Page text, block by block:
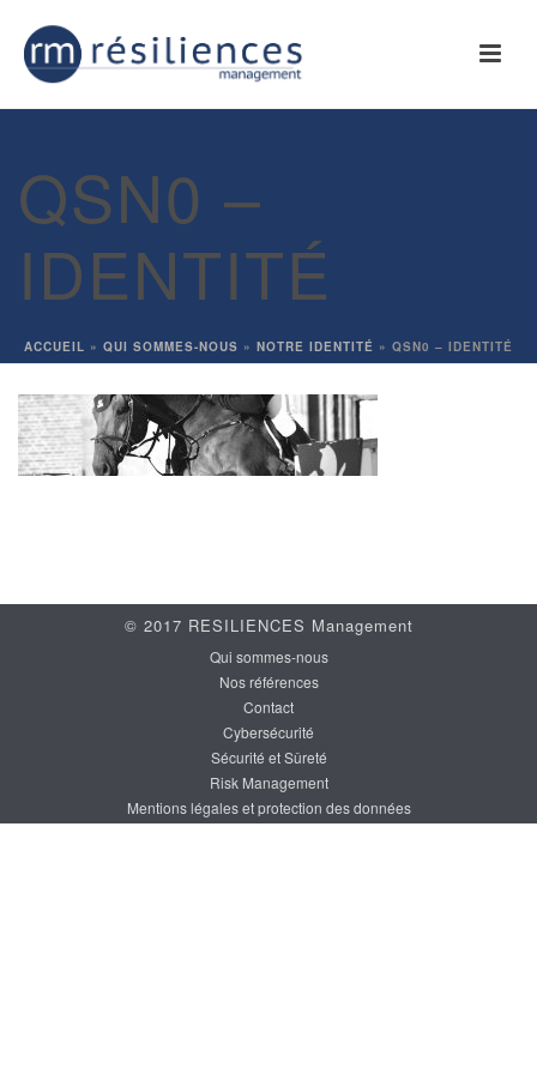
QSN0 –
IDENTITÉ
ACCUEIL » QUI SOMMES-NOUS » NOTRE IDENTITÉ » QSN0 – IDENTITÉ
© 2017 RESILIENCES Management
Qui sommes-nous
Nos références
Contact
Cybersécurité
Sécurité et Sûreté
Risk Management
Mentions légales et protection des données